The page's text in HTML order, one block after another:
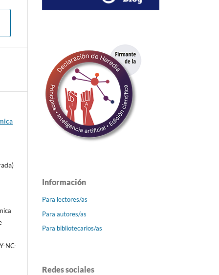
NC-
Información
Para lectores/as
Para autores/as
Para bibliotecarios/as
Redes sociales